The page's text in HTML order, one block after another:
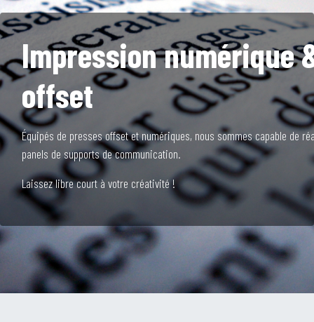
Impression numérique
offset
Équipés de presses offset et numériques, nous sommes capable de
panels de supports de communication.
Laissez libre court à votre créativité !